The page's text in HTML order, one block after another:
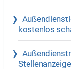
kostenlos